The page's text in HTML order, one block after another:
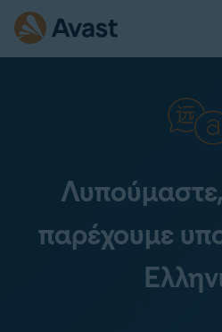
παρέχουμε